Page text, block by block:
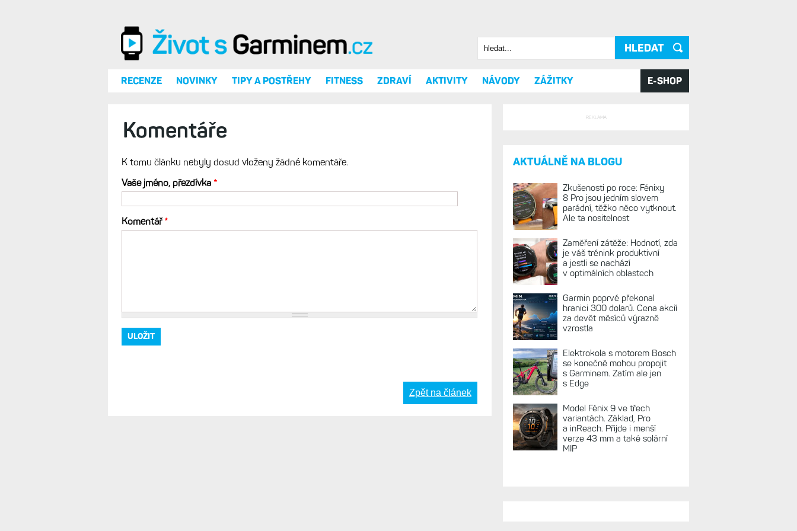
Vyhledávání
Hledat
RECENZE NOVINKY TIPY A POSTŘEHY FITNESS ZDRAVÍ AKTIVITY NÁVODY ZÁŽITKY E-SHOP
Komentáře
K tomu článku nebyly dosud vloženy žádné komentáře.
Vaše jméno, přezdívka *
Komentář*
Zpět na článek
REKLAMA
AKTUÁLNĚ NA BLOGU
Zkušenosti po roce: Fénixy
8 Pro jsou jedním slovem
parádní, těžko něco vytknout.
Ale ta nositelnost
Zaměření zátěže: Hodnotí, zda
je váš trénink produktivní
a jestli se nachází
v optimálních oblastech
Garmin poprvé překonal
hranici 300 dolarů. Cena akcií
za devět měsíců výrazně
vzrostla
Elektrokola s motorem Bosch
se konečně mohou propojit
s Garminem. Zatím ale jen
s Edge
Model Fénix 9 ve třech
variantách. Základ, Pro
a inReach. Přijde i menší
verze 43 mm a také solární
MIP